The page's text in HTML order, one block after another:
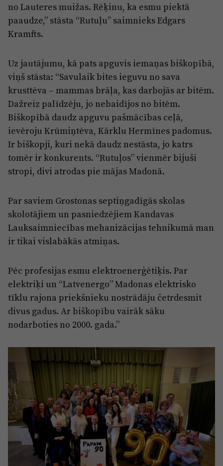
no Lauteres muižas. Rēķinu, ka esmu piektā
paaudze,” stāsta “Rutuļu” saimnieks Edgars
Kramfts.
Uz jautājumu, kā pats apguvis iemaņas biškopībā,
viņš stāsta: “Savulaik bites ieguvu no sava
krusttēva – mammas brāļa, kas darbojās ar bitēm.
Dažreiz palīdzēju, jo nebaidījos no bitēm.
Biškopībā daudz apguvu pašmācības ceļā,
ievēroju Krūmiņtēva, Kārklu Hermīnes padomus.
Ir biškopji, kuri nekā daudz nestāsta, jo katrs
tomēr ir konkurents. “Rutuļos” vienmēr bijuši
stropi, divi atrodas pie mājas Madonā.
Par saviem Grostonas septiņgadīgās skolas
skolotājiem un pasniedzējiem Kandavas
Lauksaimniecības mehanizācijas tehnikumā man
ir tikai vislabākās atmiņas.
Pēc profesijas esmu elektroenerģētiķis. Par
elektriķi un “Latvenergo” Madonas elektrisko
tīklu rajona priekšnieku nostrādāju četrdesmit
divus gadus. Ar biškopību vairāk sāku
nodarboties no 2000. gada.”